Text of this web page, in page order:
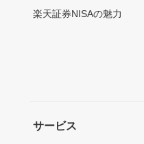
楽天証券NISAの魅力
サービス